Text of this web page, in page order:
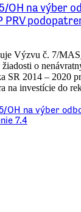
OH na výber
Výzvu č. 7/
o
SR 2014 – 2020
na investície do